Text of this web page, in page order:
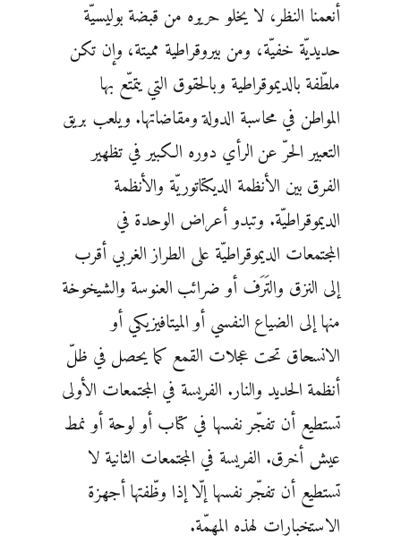
أنعمنا النظر، لا يخلو حريره من قبضة بوليسيّة
حديديّة خفيّة، ومن بيروقراطية مميتة، وإن تكن
ملطّفة بالديموقراطية وبالحقوق التي يتمتّع بها
المواطن في محاسبة الدولة ومقاضاتها. ويلعب بريق
التعبير الحرّ عن الرأي دوره الكبير في تظهير
الفرق بين الأنظمة الديكتاتوريّة والأنظمة
الديموقراطيّة. وتبدو أعراض الوحدة في
المجتمعات الديموقراطيّة على الطراز الغربي أقرب
إلى النزق والتَرَف أو ضرائب العنوسة والشيخوخة
منها إلى الضياع النفسي أو الميتافيزيكي أو
الانسحاق تحت عجلات القمع كما يحصل في ظلّ
أنظمة الحديد والنار. الفريسة في المجتمعات الأولى
تستطيع أن تفجّر نفسها في كتاب أو لوحة أو نمط
عيش أخرق. الفريسة في المجتمعات الثانية لا
تستطيع أن تفجّر نفسها إلّا إذا وظّفتها أجهزة
الاستخبارات لهذه المهمّة.